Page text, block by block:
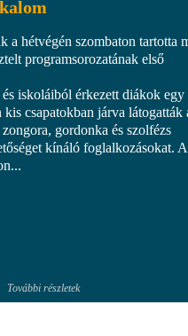
a hétvégén szombaton tartotta
programsorozatának első
iskoláiból érkezett diákok egy
csapatokban járva látogatták
gordonka és szolfézs
kínáló foglalkozásokat. A
További részletek